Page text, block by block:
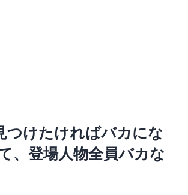
つけたければバカにな
、登場人物全員バカな